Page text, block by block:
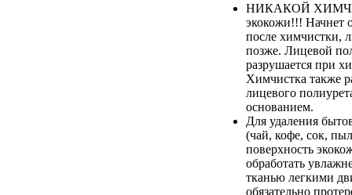
НИКАКОЙ
экокожи!!! Начнет
после химчистки,
позже. Лицевой
разрушается при
Химчистка также
лицевого
основанием.
Для удаления
(чай, кофе, сок,
поверхность
обработать
тканью легкими
обязательно